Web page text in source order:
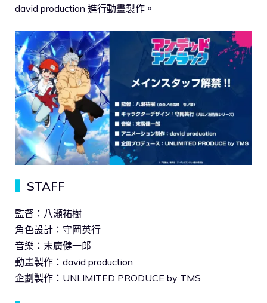
david production 進行動畫製作。
STAFF
監督：八瀬祐樹
角色設計：守岡英行
音樂：末廣健一郎
動畫製作：david production
企劃製作：UNLIMITED PRODUCE by TMS